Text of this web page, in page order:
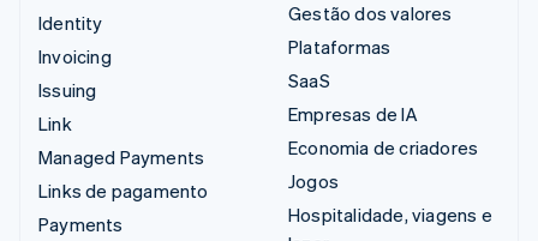
Identity
Invoicing
Issuing
Link
Managed Payments
Links de pagamento
Payments
Gestão dos valores
Plataformas
SaaS
Empresas de IA
Economia de criadores
Jogos
Hospitalidade, viagens e